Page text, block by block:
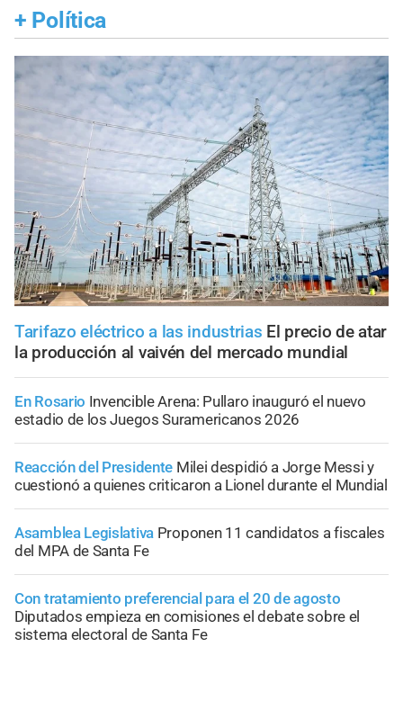
+ Política
Tarifazo eléctrico a las industrias El precio de atar
la producción al vaivén del mercado mundial
En Rosario Invencible Arena: Pullaro inauguró el nuevo
estadio de los Juegos Suramericanos 2026
Reacción del Presidente Milei despidió a Jorge Messi y
cuestionó a quienes criticaron a Lionel durante el Mundial
Asamblea Legislativa Proponen 11 candidatos a fiscales
del MPA de Santa Fe
Con tratamiento preferencial para el 20 de agosto
Diputados empieza en comisiones el debate sobre el
sistema electoral de Santa Fe